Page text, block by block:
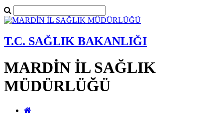
T.C. SAĞLIK BAKANLIĞI
MARDİN İL SAĞLIK
MÜDÜRLÜĞÜ